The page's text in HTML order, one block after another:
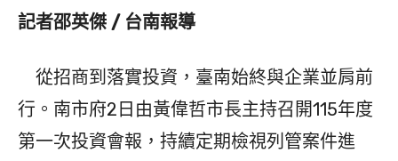
記者邵英傑 / 台南報導
從招商到落實投資，臺南始終與企業並肩前
行。南市府2日由黃偉哲市長主持召開115年度
第一次投資會報，持續定期檢視列管案件進